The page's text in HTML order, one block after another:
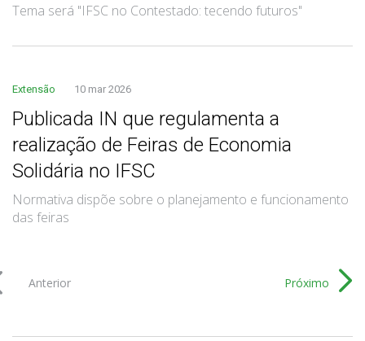
Tema será "IFSC no Contestado: tecendo futuros"
Extensão 10 mar 2026
Publicada IN que regulamenta a
realização de Feiras de Economia
Solidária no IFSC
Normativa dispõe sobre o planejamento e funcionamento
das feiras
Anterior Próximo